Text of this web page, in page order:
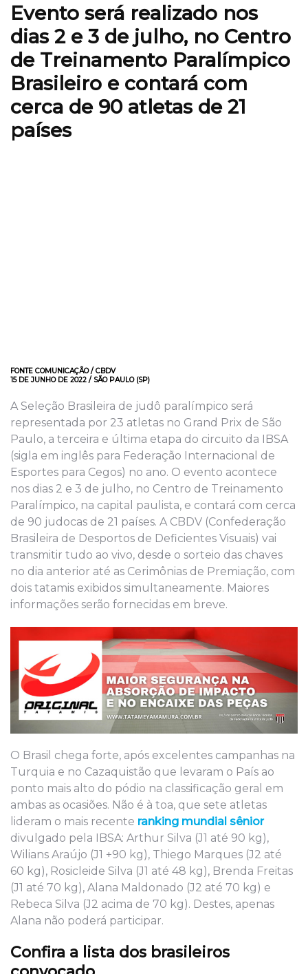
Evento será realizado nos
dias 2 e 3 de julho, no Centro
de Treinamento Paralímpico
Brasileiro e contará com
cerca de 90 atletas de 21
países
FONTE COMUNICAÇÃO / CBDV
15 DE JUNHO DE 2022 / SÃO PAULO (SP)
A Seleção Brasileira de judô paralímpico será
representada por 23 atletas no Grand Prix de São
Paulo, a terceira e última etapa do circuito da IBSA
(sigla em inglês para Federação Internacional de
Esportes para Cegos) no ano. O evento acontece
nos dias 2 e 3 de julho, no Centro de Treinamento
Paralímpico, na capital paulista, e contará com cerca
de 90 judocas de 21 países. A CBDV (Confederação
Brasileira de Desportos de Deficientes Visuais) vai
transmitir tudo ao vivo, desde o sorteio das chaves
no dia anterior até as Cerimônias de Premiação, com
dois tatamis exibidos simultaneamente. Maiores
informações serão fornecidas em breve.
O Brasil chega forte, após excelentes campanhas na
Turquia e no Cazaquistão que levaram o País ao
ponto mais alto do pódio na classificação geral em
ambas as ocasiões. Não é à toa, que sete atletas
lideram o mais recente ranking mundial sênior
divulgado pela IBSA: Arthur Silva (J1 até 90 kg),
Wilians Araújo (J1 +90 kg), Thiego Marques (J2 até
60 kg), Rosicleide Silva (J1 até 48 kg), Brenda Freitas
(J1 até 70 kg), Alana Maldonado (J2 até 70 kg) e
Rebeca Silva (J2 acima de 70 kg). Destes, apenas
Alana não poderá participar.
Confira a lista dos brasileiros